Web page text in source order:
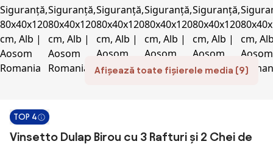
Afișează toate fișierele media (9)
TOP 4
Vinsetto Dulap Birou cu 3 Rafturi și 2 Chei de